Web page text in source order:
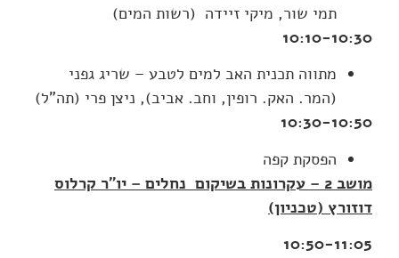
תמי שור, מיקי זיידה (רשות המים)
10:10-10:30
מתווה תכנית האב למים לטבע – שריג גפני
(המר. האק. רופין, וחב. אביב), ניצן פרי (תה"ל)
10:30-10:50
הפסקת קפה
מושב 2 – עקרונות בשיקום
נחלים – יו"ר קרלוס
דוזורץ (טכניון)
10:50-11:05